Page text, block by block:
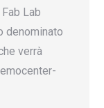
Lab
denominato
verrà